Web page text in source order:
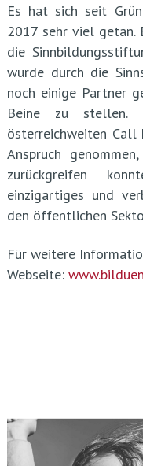
Es hat sich seit
2017 sehr viel getan.
die
wurde durch die
noch einige Partner
Beine zu stellen.
österreichweiten Call
Anspruch
zurückgreifen
einzigartiges und
den öffentlichen
Für weitere
Webseite: